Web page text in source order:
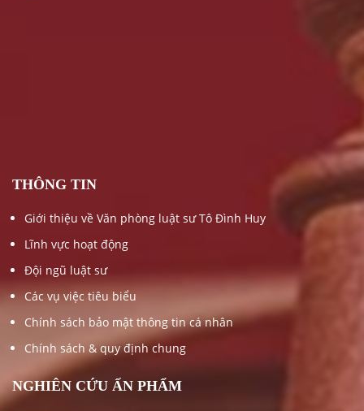
THÔNG TIN
Giới thiệu về Văn phòng luật sư Tô Đình Huy
Lĩnh vực hoạt động
Đội ngũ luật sư
Các vụ việc tiêu biểu
Chính sách bảo mật thông tin cá nhân
Chính sách & quy định chung
NGHIÊN CỨU ẤN PHẨM